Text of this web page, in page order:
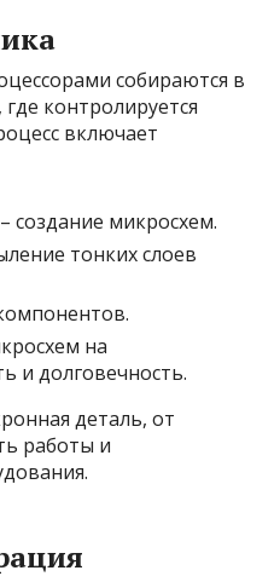
собираются в
контролируется
включает
создание микросхем.
тонких слоев
на
и долговечность.
деталь, от
работы и